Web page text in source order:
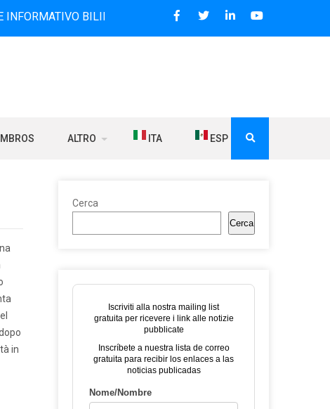
BILINGUE CHE DAL 2006 DIFFONDE NOTIZIE SUI
ALTRO ITA ESP
in
Cerca
Cerca
Iscriviti alla nostra mailing list
gratuita per ricevere i link alle notizie
pubblicate
Inscríbete a nuestra lista de correo
gratuita para recibir los enlaces a las
noticias publicadas
Nome/Nombre